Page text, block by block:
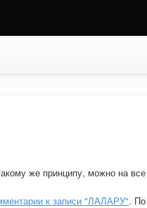
же принципу, можно на
к записи "ЛАЛАРУ".